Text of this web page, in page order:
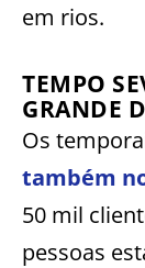
em rios.
TEMPO
GRANDE
Os
também
50 mil
pessoas